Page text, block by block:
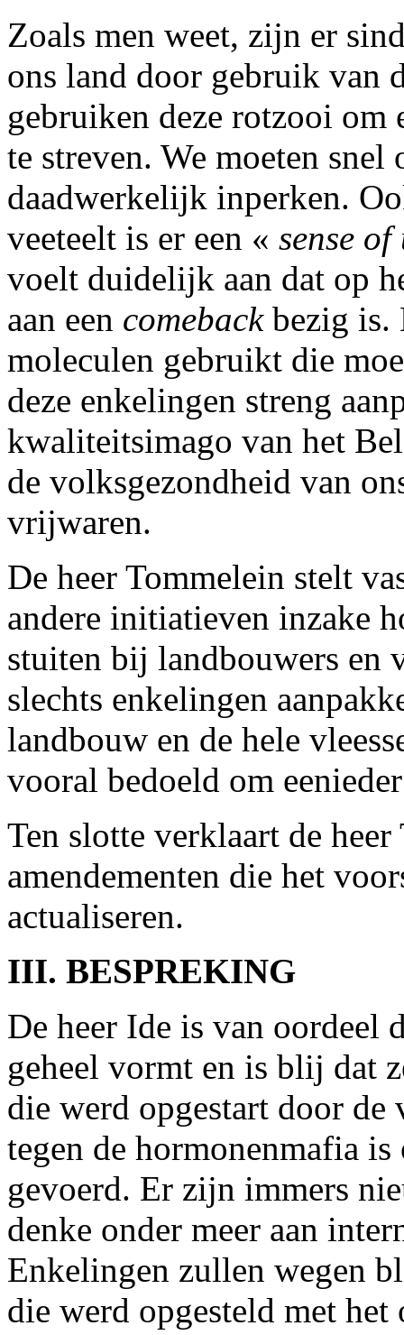
Zoals men weet, zijn er
ons land door gebruik van
gebruiken deze rotzooi om
te streven. We moeten
daadwerkelijk inperken.
veeteelt is er een « sense
voelt duidelijk aan dat op
aan een comeback bezig is.
moleculen gebruikt die
deze enkelingen streng
kwaliteitsimago van het
de volksgezondheid van
vrijwaren.
De heer Tommelein stelt
andere initiatieven inzake
stuiten bij landbouwers en
slechts enkelingen
landbouw en de hele
vooral bedoeld om
Ten slotte verklaart de
amendementen die het
actualiseren.
III. BESPREKING
De heer Ide is van oordeel
geheel vormt en is blij dat
die werd opgestart door
tegen de hormonenmafia
gevoerd. Er zijn immers
denke onder meer aan
Enkelingen zullen wegen
die werd opgesteld met